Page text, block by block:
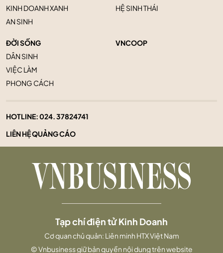
KINH DOANH XANH
AN SINH
HỆ SINH THÁI
ĐỜI SỐNG
DÂN SINH
VIỆC LÀM
PHONG CÁCH
VNCOOP
HOTLINE:024. 37824741
LIÊN HỆ QUẢNG CÁO
Tạp chí điện tử Kinh Doanh
Cơ quan chủ quản: Liên minh HTX Việt Nam
© Vnbusiness giữ bản quyền nội dung trên website